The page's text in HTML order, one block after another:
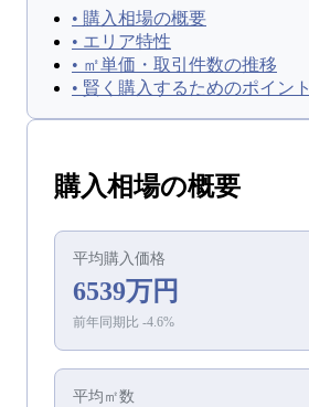
• 購入相場の概要
• エリア特性
• ㎡単価・取引件数の推移
• 賢く購入するためのポイント
購入相場の概要
平均購入価格
6539万円
前年同期比 -4.6%
平均㎡数